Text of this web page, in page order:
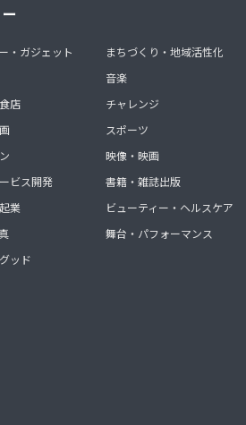
・ガジェット
店
ビス開発
業
ッド
まちづくり・地域活性化
音楽
チャレンジ
スポーツ
映像・映画
書籍・雑誌出版
ビューティー・ヘルスケア
舞台・パフォーマンス